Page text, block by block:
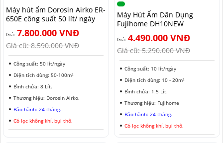
MÁY HÚT ẨM ROTOR
MÁY HÚT ẨM HARISON
MÁY HÚT ẨM FUJIHAIA
MÁY HÚT ẨM EDISON
MÁY LỌC KHÔNG KHÍ LG
MÁY LỌC KHÔNG KHÍ FUJIE
MÁY LỌC KHÔNG KHÍ HITACHI
MÁY LỌC KHÔNG KHÍ PANASONIC
MÁY LỌC KHÔNG KHÍ Ô TÔ
MÁY HÚT ẨM ROTOR
MÁY HÚT ẨM HARISON
MÁY HÚT ẨM FUJIHAIA
MÁY HÚT ẨM EDISON
TIN TỨC MÁY LẠNH DI ĐỘNG
TIN TỨC TỦ CHỐNG ẨM
TIN TỨC QUẠT ĐỐI LƯU
LONG AN
ĐỒNG NAI
SƠN LA
ĐỒNG THÁP
KHÁNH HÒA
Máy hút ẩm Dorosin Airko ER-
650E công suất 50 lít/ ngày
Giá: 7.800.000 VNĐ
Giá cũ:8.590.000 VNĐ
Công suất: 50 lít/ngày
Diện tích dùng: 50-100m²
Bình chứa: 8 Lít.
Thương hiệu: Dorosin Airko.
Bảo hành: 24 tháng.
Có lọc không khí, bụi thô.
Máy Hút Ẩm Dân Dụng
Fujihome DH10NEW
Giá: 4.490.000 VNĐ
Giá cũ:5.290.000 VNĐ
Công suất: 10 lít/ngày
Diện tích dùng: 10 - 20m²
Bình chứa: 1.5 Lít.
Thương hiệu: Fujihome
Bảo hành: 24 tháng.
Có lọc không khí, bụi thô.